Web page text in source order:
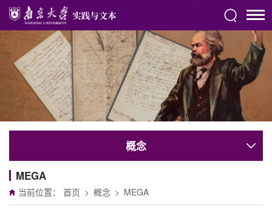
概念
MEGA
当前位置： 首页 > 概念 > MEGA